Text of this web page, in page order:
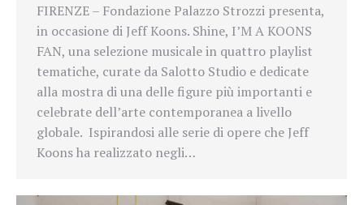
FIRENZE – Fondazione Palazzo Strozzi presenta,
in occasione di Jeff Koons. Shine, I’M A KOONS
FAN, una selezione musicale in quattro playlist
tematiche, curate da Salotto Studio e dedicate
alla mostra di una delle figure più importanti e
celebrate dell’arte contemporanea a livello
globale. Ispirandosi alle serie di opere che Jeff
Koons ha realizzato negli…